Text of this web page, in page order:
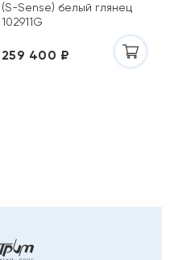
(S-Sense) белый глянец
102911G
259 400 ₽